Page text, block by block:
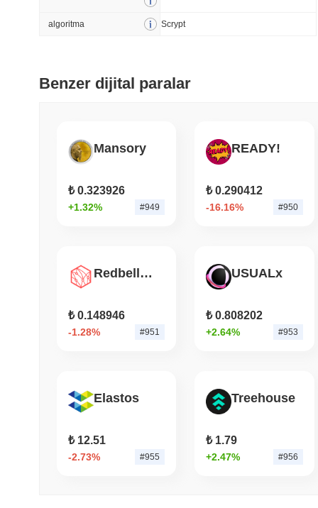
-0.16%
algoritma Scrypt
Benzer dijital paralar
Mansory
₺ 0.323926
+1.32% #949
READY!
₺ 0.290412
-16.16% #950
Redbelly Network
₺ 0.148946
-1.28% #951
USUALx
₺ 0.808202
+2.64% #953
Elastos
₺ 12.51
-2.73% #955
Treehouse
₺ 1.79
+2.47% #956